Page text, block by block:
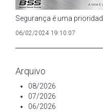
Segurança é uma
06/02/2024 19:10:07
Arquivo
08/2026
07/2026
06/2026